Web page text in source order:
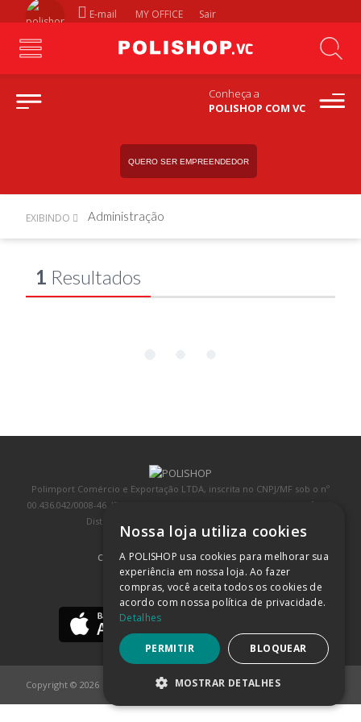
E-mail MY OFFICE Sair
Conheça a
POLISHOP COM VC
QUERO SER EMPREENDEDOR
EXIBINDO Administração
1 Resultados
Polimport Comércio e Exportação LTDA, inscrita no CNPJ/MF sob o nº
00.436.042/0008-46, IE 407.458.707.103, com sede na Rua Kanebo, nº 175,
Distrito Industrial, Jundiaí/SP, CEP: 13213-090
COMPRA 100% SEGURA (SAIBA MAIS)
BAIXE NOSSO APP
Copyright © 2026
Nossa loja utiliza cookies
A POLISHOP usa cookies para melhorar sua
experiência em nossa loja. Ao fazer
compras, você aceita todos os cookies de
acordo com nossa política de privacidade.
Detalhes
PERMITIR BLOQUEAR
MOSTRAR DETALHES
ESTRITAMENTE NECESSÁRIOS